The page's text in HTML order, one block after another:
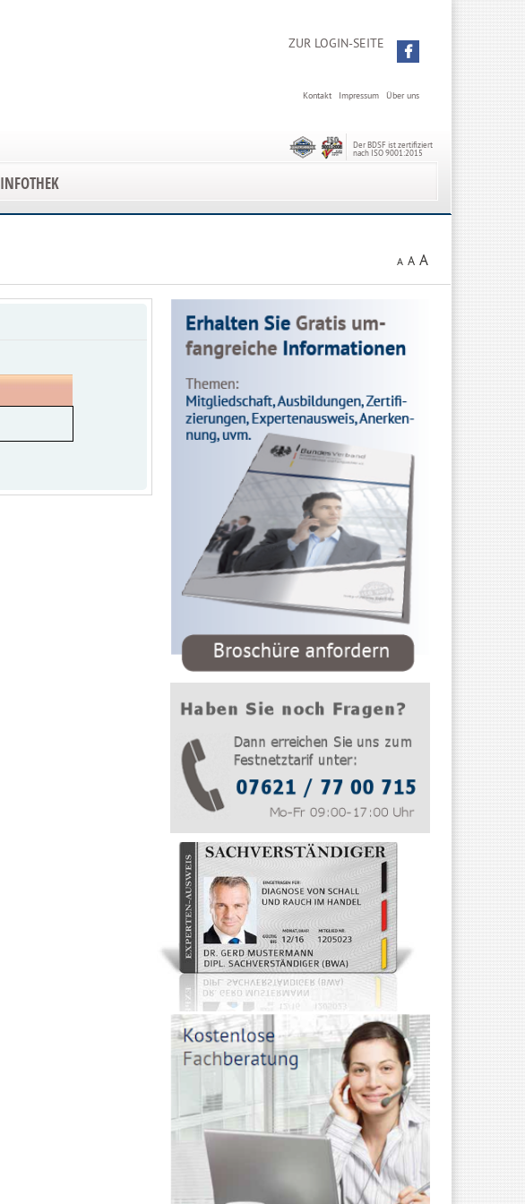
ZUR LOGIN-SEITE
Über uns
Impressum
Kontakt
Der BDSF ist zertifiziert
nach ISO 9001:2015
INFOTHEK
A A A